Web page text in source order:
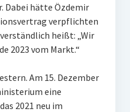
Dabei hätte Özdemir
verpflichten
heißt: „Wir
2023 vom Markt.“
Am 15. Dezember
eine
2021 neu im